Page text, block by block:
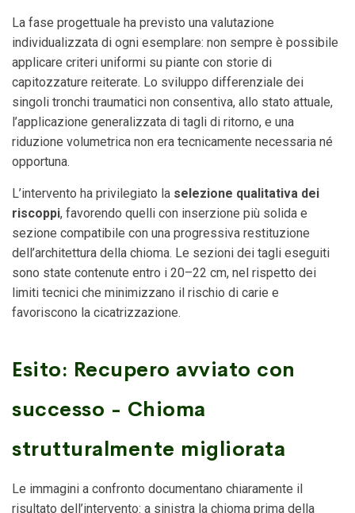
La fase progettuale ha previsto una valutazione
individualizzata di ogni esemplare: non sempre è possibile
applicare criteri uniformi su piante con storie di
capitozzature reiterate. Lo sviluppo differenziale dei
singoli tronchi traumatici non consentiva, allo stato attuale,
l’applicazione generalizzata di tagli di ritorno, e una
riduzione volumetrica non era tecnicamente necessaria né
opportuna.
L’intervento ha privilegiato la selezione qualitativa dei
riscoppi, favorendo quelli con inserzione più solida e
sezione compatibile con una progressiva restituzione
dell’architettura della chioma. Le sezioni dei tagli eseguiti
sono state contenute entro i 20–22 cm, nel rispetto dei
limiti tecnici che minimizzano il rischio di carie e
favoriscono la cicatrizzazione.
Esito: Recupero avviato con
successo - Chioma
strutturalmente migliorata
Le immagini a confronto documentano chiaramente il
risultato dell’intervento: a sinistra la chioma prima della